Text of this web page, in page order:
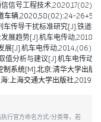
信号工程技术
车辆,2020,58(02):24-26+5-
车传导干扰标准研究[J].铁道
展趋势[J].机车电传动
展[J].机车电传动
值分析与建议[J].机车电传动
制系统[M].北京:清华大学出版
:上海交通大学出版社,2019.
行官方命名方式/分类等，若